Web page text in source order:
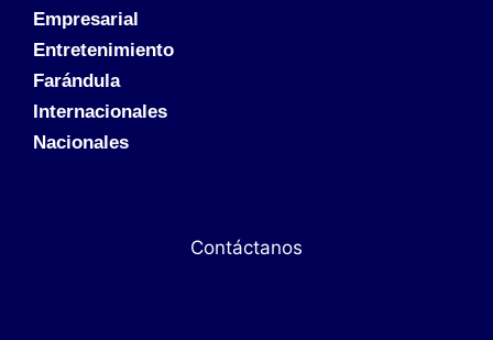
Empresarial
Entretenimiento
Farándula
Internacionales
Nacionales
Contáctanos